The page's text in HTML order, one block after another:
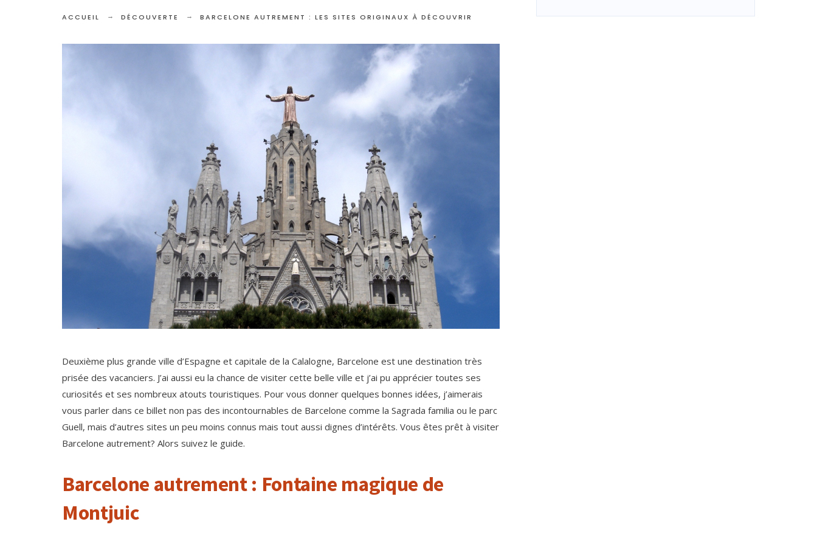
ACCUEIL DÉCOUVERTE BARCELONE AUTREMENT : LES SITES ORIGINAUX À DÉCOUVRIR
Deuxième plus grande ville d’Espagne et capitale de la Calalogne, Barcelone est une destination très
prisée des vacanciers. J’ai aussi eu la chance de visiter cette belle ville et j’ai pu apprécier toutes ses
curiosités et ses nombreux atouts touristiques. Pour vous donner quelques bonnes idées, j’aimerais
vous parler dans ce billet non pas des incontournables de Barcelone comme la Sagrada familia ou le parc
Guell, mais d’autres sites un peu moins connus mais tout aussi dignes d’intérêts. Vous êtes prêt à visiter
Barcelone autrement? Alors suivez le guide.
Barcelone autrement : Fontaine magique de
Montjuic